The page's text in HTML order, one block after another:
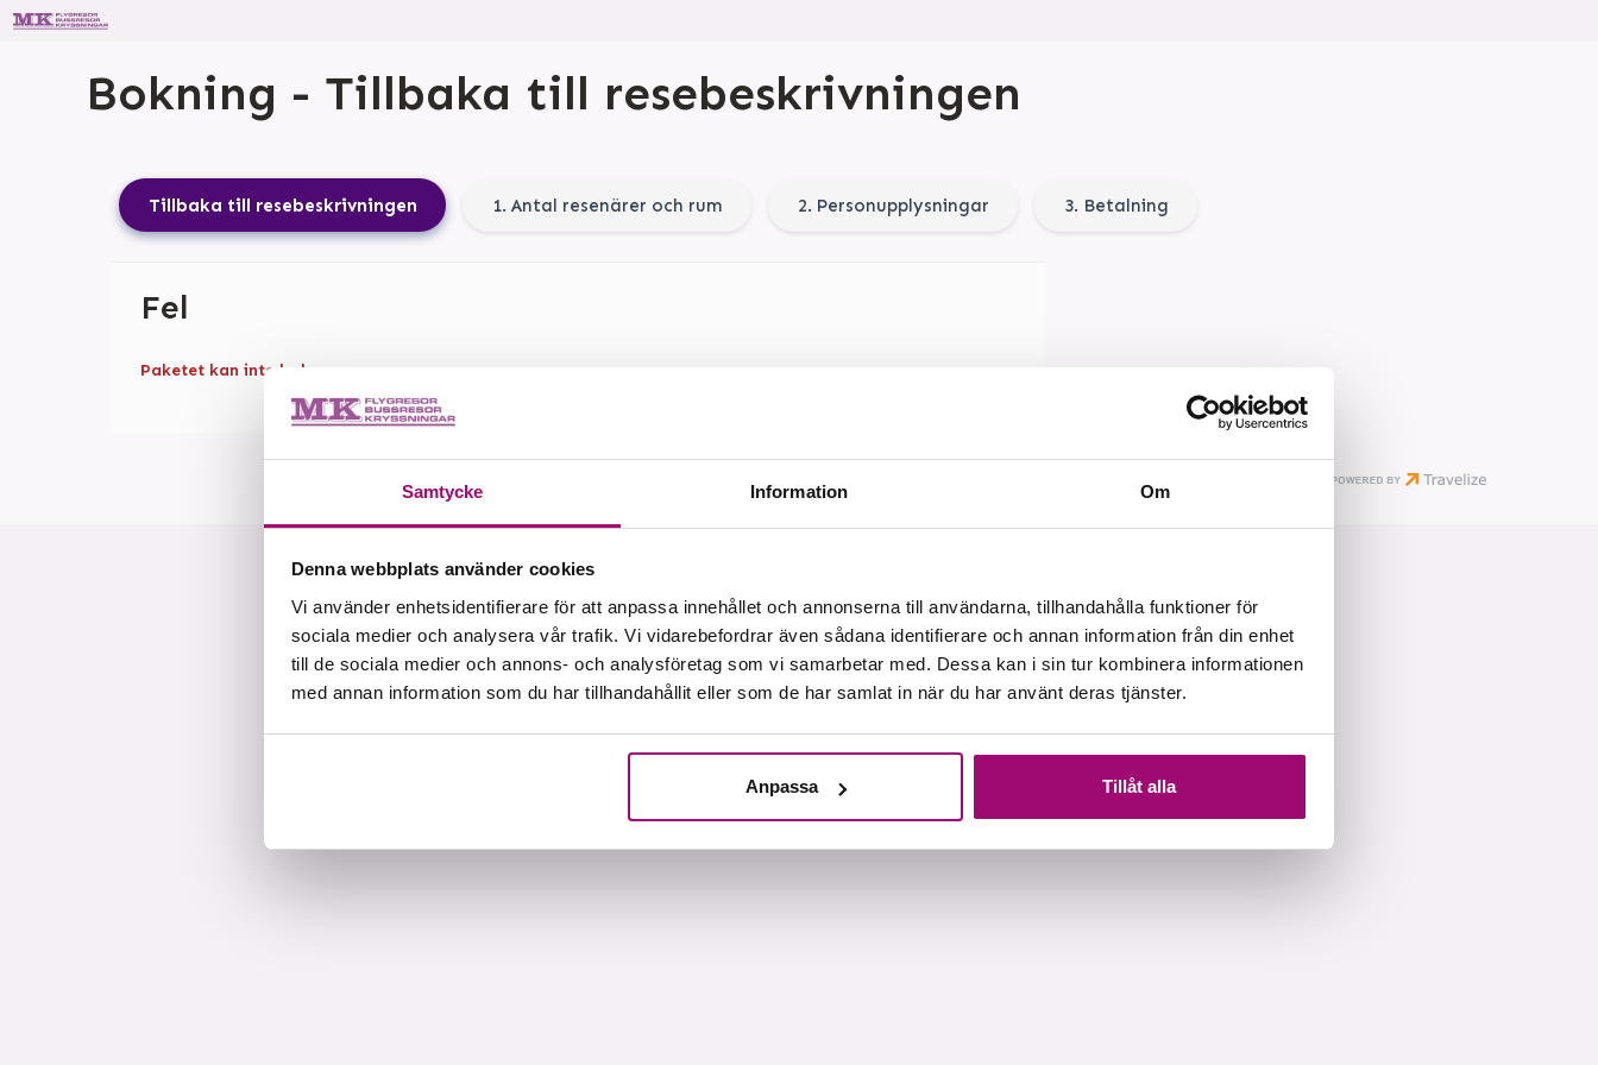
Samtycke Information Om
Denna webbplats använder cookies
Vi använder enhetsidentifierare för att anpassa innehållet och annonserna till användarna, tillhandahålla funktioner för
sociala medier och analysera vår trafik. Vi vidarebefordrar även sådana identifierare och annan information från din enhet
till de sociala medier och annons- och analysföretag som vi samarbetar med. Dessa kan i sin tur kombinera informationen
med annan information som du har tillhandahållit eller som de har samlat in när du har använt deras tjänster.
Anpassa Tillåt alla
Bokning - Tillbaka till resebeskrivningen
Tillbaka till resebeskrivningen 1. Antal resenärer och rum 2. Personupplysningar 3. Betalning
Fel
Paketet kan inte bokas